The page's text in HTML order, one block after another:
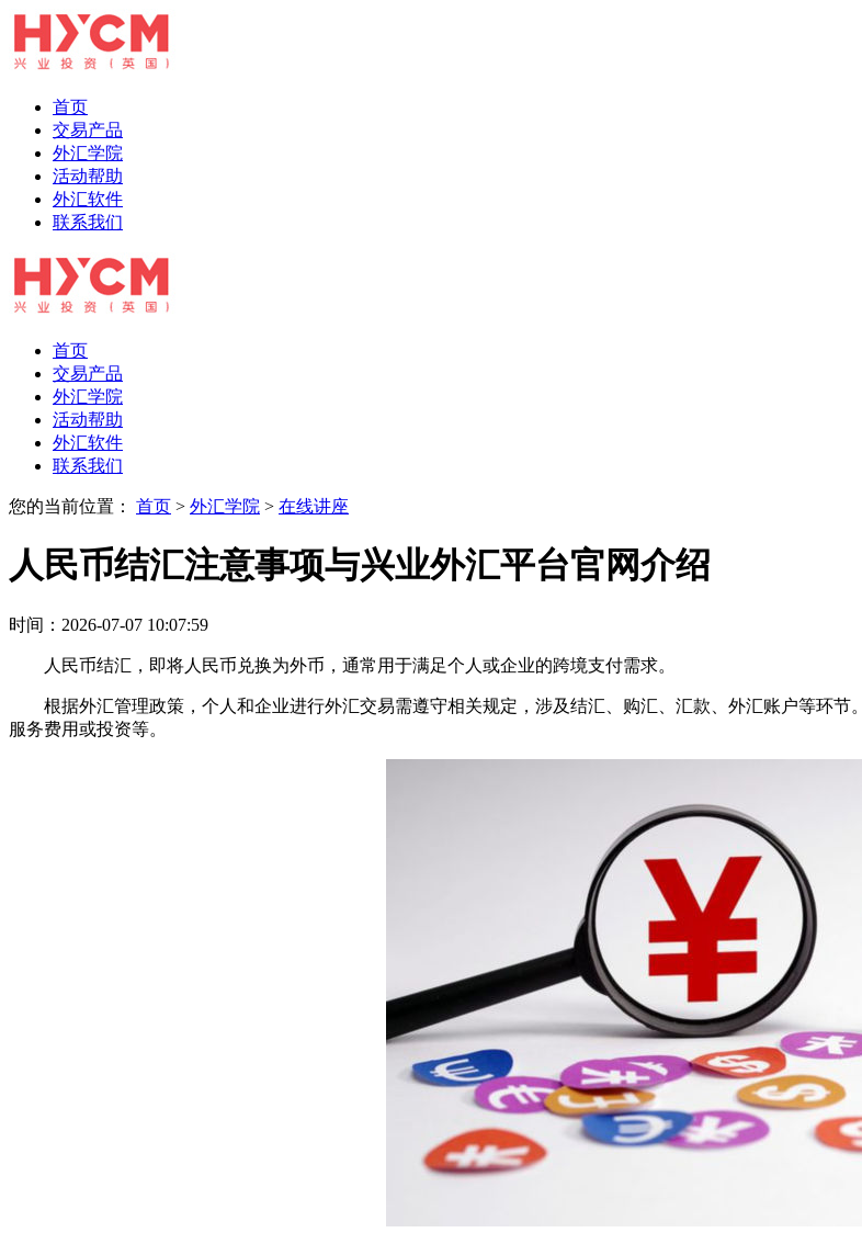
首页
交易产品
外汇学院
活动帮助
外汇软件
联系我们
首页
交易产品
外汇学院
活动帮助
外汇软件
联系我们
您的当前位置： 首页 > 外汇学院 > 在线讲座
人民币结汇注意事项与兴业外汇平台官网介绍
时间：2026-07-07 10:07:59
人民币结汇，即将人民币兑换为外币，通常用于满足个人或企业的跨境支付需求。
根据外汇管理政策，个人和企业进行外汇交易需遵守相关规定，涉及结汇、购汇、汇款、外汇账户等环
服务费用或投资等。